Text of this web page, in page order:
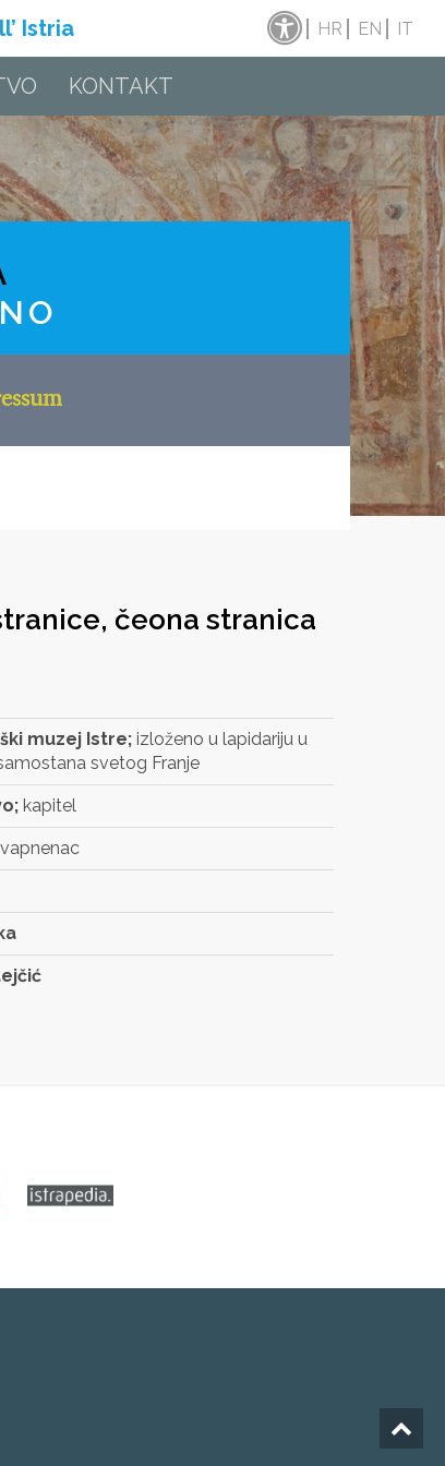
Istria HR EN IT
KONTAKT
čeona stranica
muzej Istre;izloženo u lapidariju u
svetog Franje
kapitel
vapnenac